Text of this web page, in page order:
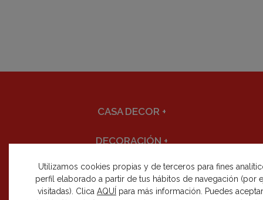
Utilizamos cookies propias y de terceros para fines
perfil elaborado a partir de tus hábitos de navegación (por
visitadas). Clica AQUÍ para más información. Puedes
CASA DECOR +
DECORACIÓN +
CÓMO PARTICIPAR +